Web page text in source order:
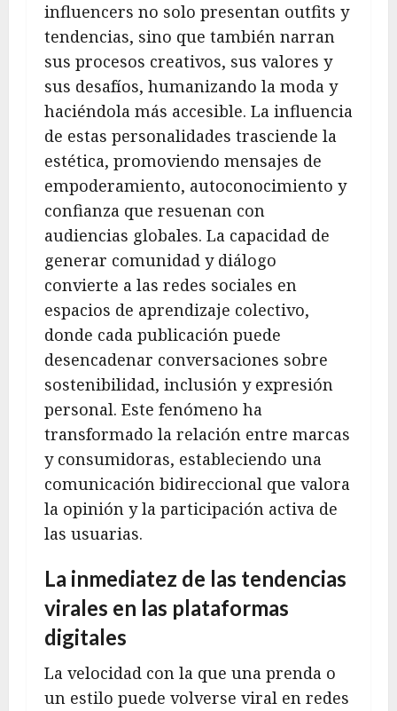
influencers no solo presentan outfits y
tendencias, sino que también narran
sus procesos creativos, sus valores y
sus desafíos, humanizando la moda y
haciéndola más accesible. La influencia
de estas personalidades trasciende la
estética, promoviendo mensajes de
empoderamiento, autoconocimiento y
confianza que resuenan con
audiencias globales. La capacidad de
generar comunidad y diálogo
convierte a las redes sociales en
espacios de aprendizaje colectivo,
donde cada publicación puede
desencadenar conversaciones sobre
sostenibilidad, inclusión y expresión
personal. Este fenómeno ha
transformado la relación entre marcas
y consumidoras, estableciendo una
comunicación bidireccional que valora
la opinión y la participación activa de
las usuarias.
La inmediatez de las tendencias
virales en las plataformas
digitales
La velocidad con la que una prenda o
un estilo puede volverse viral en redes